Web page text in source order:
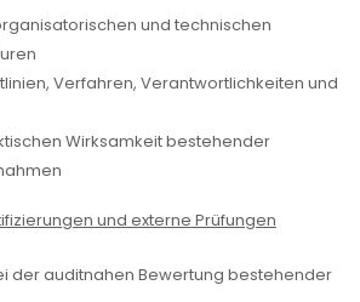
und technischen
Verfahren, Verantwortlichkeiten und
Wirksamkeit bestehender
und externe Prüfungen
der auditnahen Bewertung bestehender